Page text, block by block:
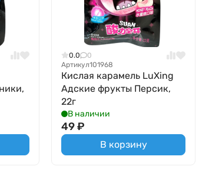
0.0
0
Артикул101968
Кислая карамель LuXing
Адские фрукты Персик,
22г
В наличии
49₽
В корзину